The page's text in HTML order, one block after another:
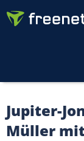
Jupiter-
Müller